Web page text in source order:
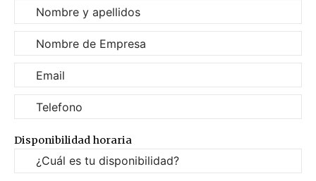
Disponibilidad horaria